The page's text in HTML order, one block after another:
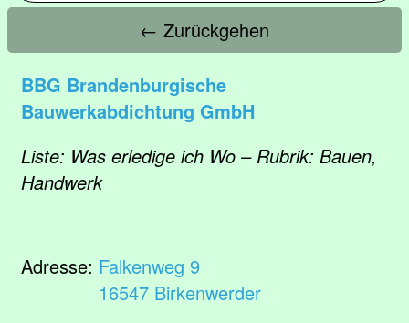
← Zurückgehen
BBG Brandenburgische
Bauwerkabdichtung GmbH
Liste: Was erledige ich Wo – Rubrik: Bauen,
Handwerk
Adresse: Falkenweg 9
16547 Birkenwerder